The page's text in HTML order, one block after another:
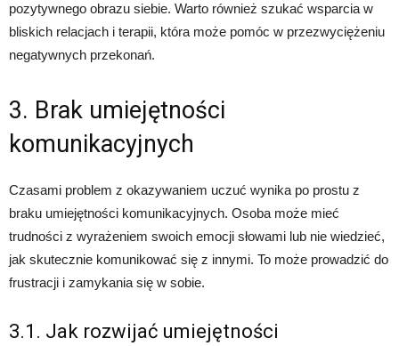
pozytywnego obrazu siebie. Warto również szukać wsparcia w
bliskich relacjach i terapii, która może pomóc w przezwyciężeniu
negatywnych przekonań.
3. Brak umiejętności
komunikacyjnych
Czasami problem z okazywaniem uczuć wynika po prostu z
braku umiejętności komunikacyjnych. Osoba może mieć
trudności z wyrażeniem swoich emocji słowami lub nie wiedzieć,
jak skutecznie komunikować się z innymi. To może prowadzić do
frustracji i zamykania się w sobie.
3.1. Jak rozwijać umiejętności